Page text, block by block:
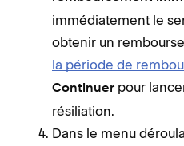
immédiatement le
obtenir un
la période de
Continuer pour
résiliation.
Dans le menu